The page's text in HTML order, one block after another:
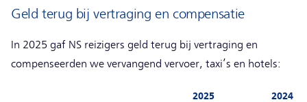
Geld terug bij vertraging en compensatie
In 2025 gaf NS reizigers geld terug bij vertraging en
compenseerden we vervangend vervoer, taxi’s en hotels:
2025
2024